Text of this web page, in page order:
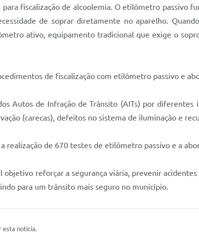
fiscalização de alcoolemia. O etilômetro passivo
de soprar diretamente no aparelho.
ativo, equipamento tradicional que exige o
de fiscalização com etilômetro passivo e
Autos de Infração de Trânsito (AITs) por
(carecas), defeitos no sistema de iluminação e
realização de 670 testes de etilômetro passivo e a
objetivo reforçar a segurança viária, prevenir
para um trânsito mais seguro no município.
esta notícia.